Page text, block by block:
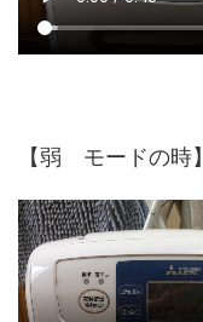
【弱 モードの時】